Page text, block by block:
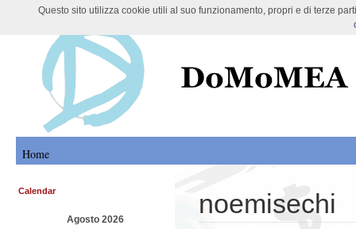
DoMoMEA Project
Home
noemisechi
Calendar
Agosto 2026
Questo sito utilizza cookie utili al suo funzionamento, propri e di terze